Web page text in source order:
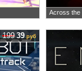
Across the
199 39 руб